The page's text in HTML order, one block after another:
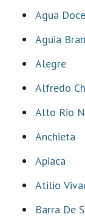
Agua
Aguia
Alegre
Alfredo
Alto Rio
Anchieta
Apiaca
Atilio
Barra De